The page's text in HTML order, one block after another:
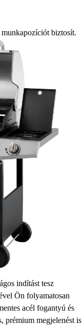
biztosít.
indítást tesz
Ön folyamatosan
acél fogantyú és
prémium megjelenést is